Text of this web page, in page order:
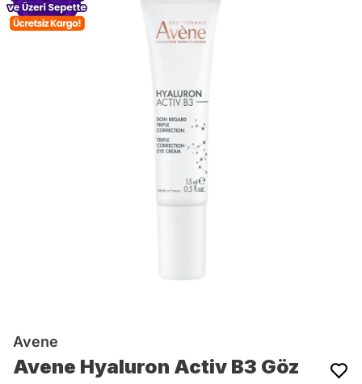
Avene
Avene Hyaluron Activ B3 Göz